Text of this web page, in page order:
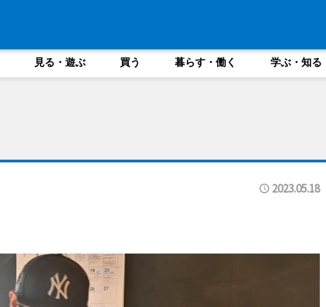
見る・遊ぶ 買う 暮らす・働く 学ぶ・知る
2023.05.18